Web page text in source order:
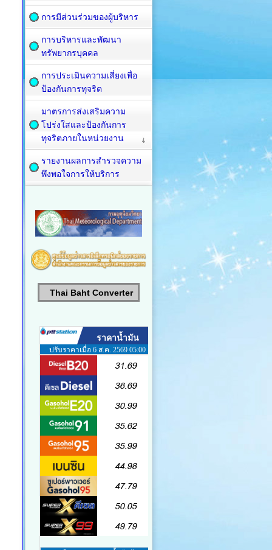
การมีส่วนร่วมของผู้บริหาร
การบริหารและพัฒนา
ทรัพยากรบุคคล
การประเมินความเสี่ยงเพื่อ
ป้องกันการทุจริต
มาตรการส่งเสริมความ
โปร่งใสและป้องกันการ
ทุจริตภายในหน่วยงาน
รายงานผลการสำรวจความ
พึงพอใจการให้บริการ
Thai Baht Converter